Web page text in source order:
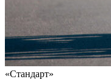
«Стандарт»